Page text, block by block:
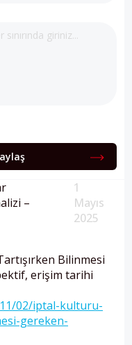
–
1
Mayıs
2025
Bilinmesi
erişim tarihi
02/iptal-kulturu-
gereken-